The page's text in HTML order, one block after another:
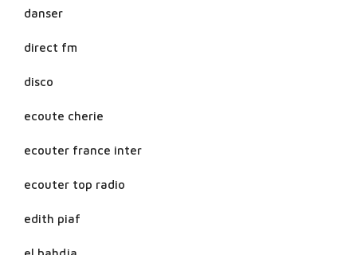
danser
direct fm
disco
ecoute cherie
ecouter france inter
ecouter top radio
edith piaf